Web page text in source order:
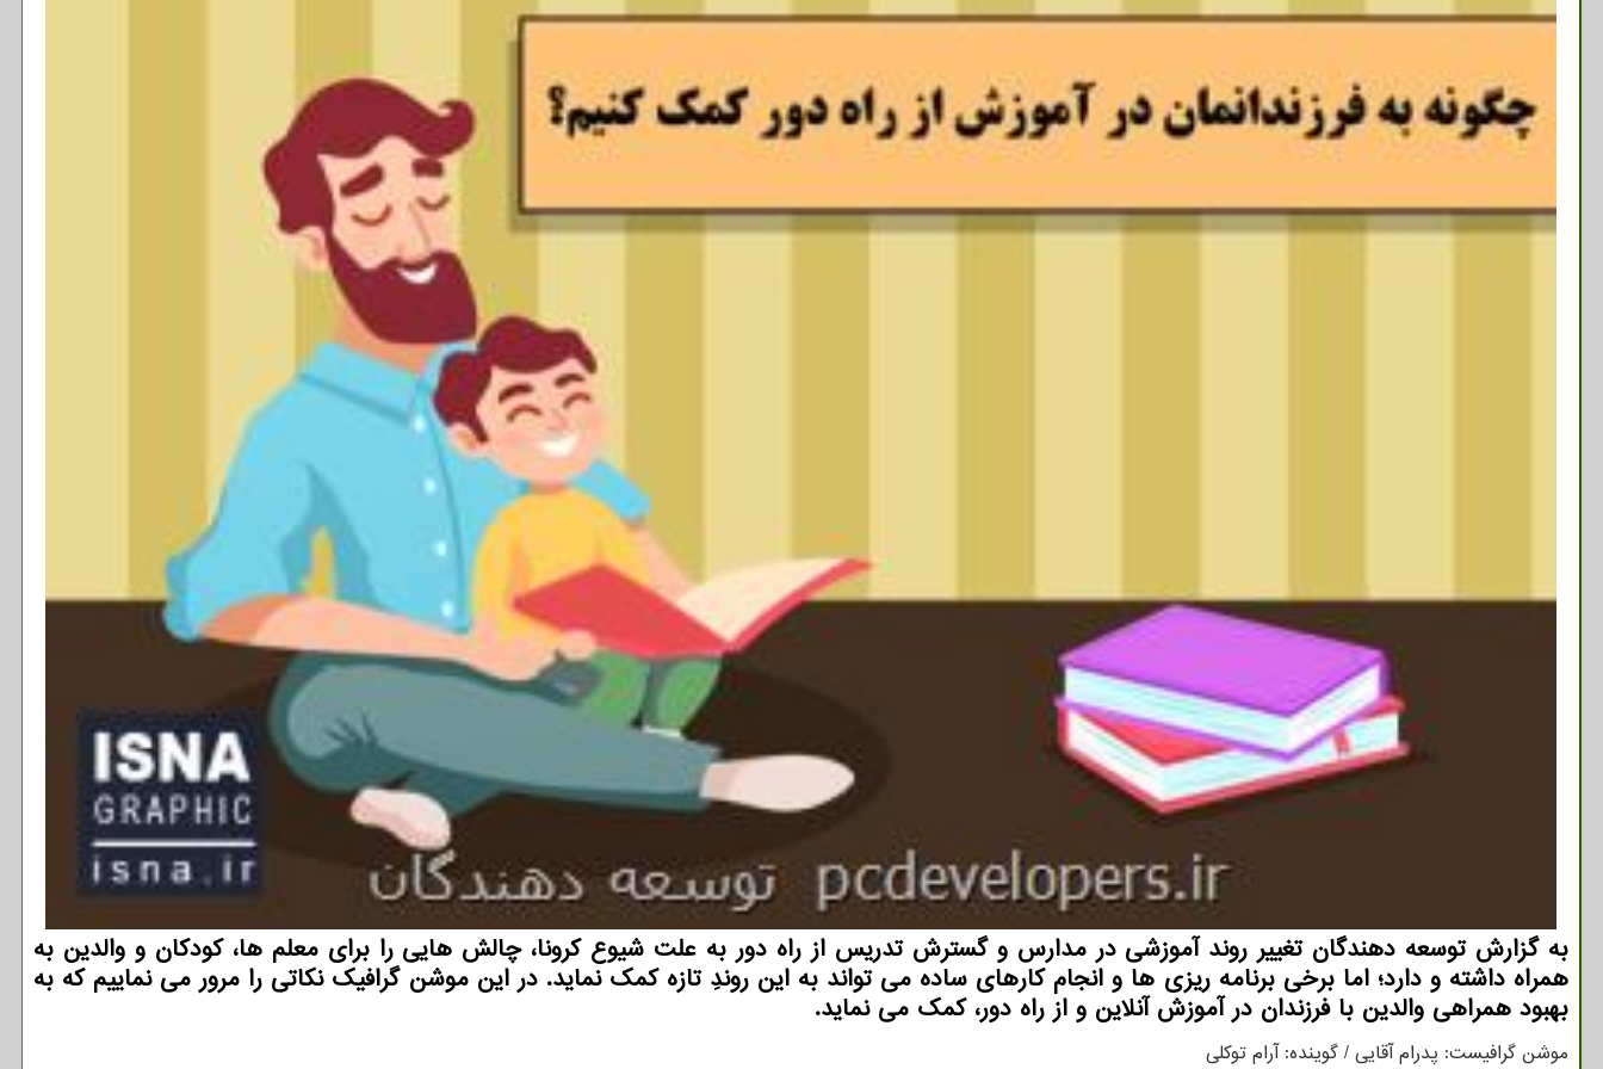
به گزارش توسعه دهندگان تغییر روند آموزشی در مدارس و گسترش تدریس از راه دور به علت شیوع كرونا، چالش هایی را برای معلم ها، كودكان و والدین به
همراه داشته و دارد؛ اما برخی برنامه ریزی ها و انجام كارهای ساده می تواند به این روندِ تازه كمك نماید. در این موشن گرافیك نكاتی را مرور می نماییم كه به
بهبود همراهی والدین با فرزندان در آموزش آنلاین و از راه دور، كمك می نماید.
موشن گرافیست: پدرام آقایی / گوینده: آرام توکلی